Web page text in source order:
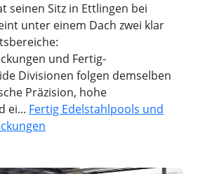
seinen Sitz in Ettlingen bei
unter einem Dach zwei klar
und Fertig-
Divisionen folgen demselben
Präzision, hohe
ei... Fertig Edelstahlpools und